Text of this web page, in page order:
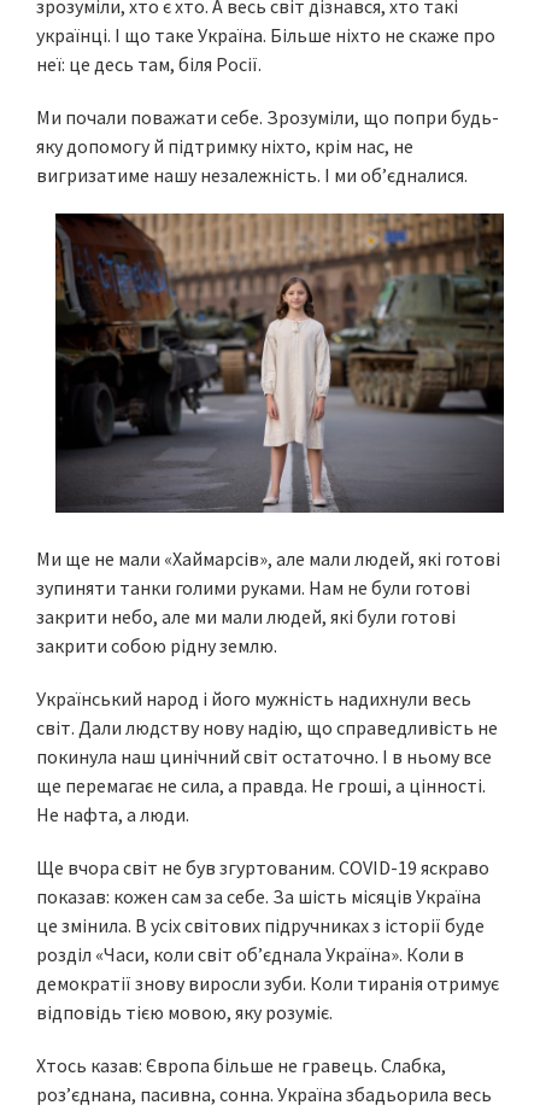
зрозуміли, хто є хто. А весь світ дізнався, хто такі
українці. І що таке Україна. Більше ніхто не скаже про
неї: це десь там, біля Росії.
Ми почали поважати себе. Зрозуміли, що попри будь-
яку допомогу й підтримку ніхто, крім нас, не
вигризатиме нашу незалежність. І ми об’єдналися.
Ми ще не мали «Хаймарсів», але мали людей, які готові
зупиняти танки голими руками. Нам не були готові
закрити небо, але ми мали людей, які були готові
закрити собою рідну землю.
Український народ і його мужність надихнули весь
світ. Дали людству нову надію, що справедливість не
покинула наш цинічний світ остаточно. І в ньому все
ще перемагає не сила, а правда. Не гроші, а цінності.
Не нафта, а люди.
Ще вчора світ не був згуртованим. COVID-19 яскраво
показав: кожен сам за себе. За шість місяців Україна
це змінила. В усіх світових підручниках з історії буде
розділ «Часи, коли світ об’єднала Україна». Коли в
демократії знову виросли зуби. Коли тиранія отримує
відповідь тією мовою, яку розуміє.
Хтось казав: Європа більше не гравець. Слабка,
роз’єднана, пасивна, сонна. Україна збадьорила весь